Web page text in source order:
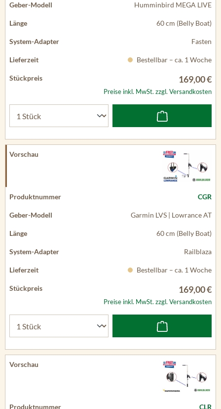
Humminbird MEGA LIVE
60 cm (Belly Boat)
Fasten
Bestellbar – ca. 1 Woche
169,00 €
Preise inkl. MwSt. zzgl. Versandkosten
CGR
Garmin LVS | Lowrance AT
60 cm (Belly Boat)
Railblaza
Bestellbar – ca. 1 Woche
169,00 €
Preise inkl. MwSt. zzgl. Versandkosten
CLR